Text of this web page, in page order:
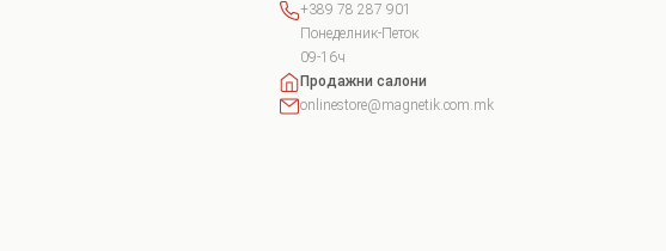
+389 78 287 901
Понеделник-Петок
09-16ч
Продажни салони
onlinestore@magnetik.com.mk